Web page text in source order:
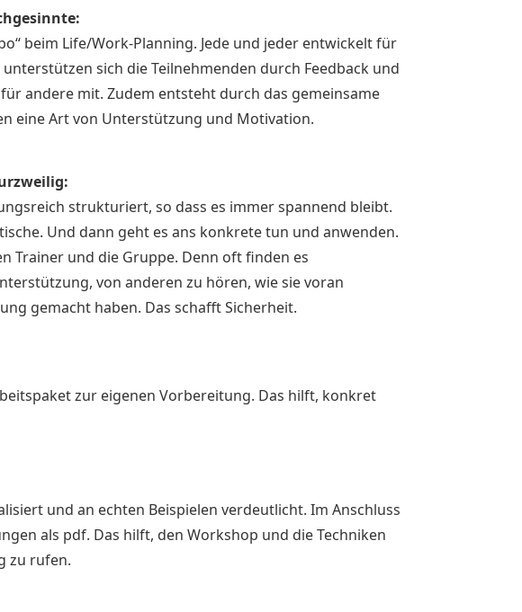
beim Life/Work-Planning. Jede und jeder entwickelt für
sich die Teilnehmenden durch Feedback und
andere mit. Zudem entsteht durch das gemeinsame
eine Art von Unterstützung und Motivation.
strukturiert, so dass es immer spannend bleibt.
Und dann geht es ans konkrete tun und anwenden.
Trainer und die Gruppe. Denn oft finden es
von anderen zu hören, wie sie voran
gemacht haben. Das schafft Sicherheit.
zur eigenen Vorbereitung. Das hilft, konkret
und an echten Beispielen verdeutlicht. Im Anschluss
als pdf. Das hilft, den Workshop und die Techniken
zu rufen.